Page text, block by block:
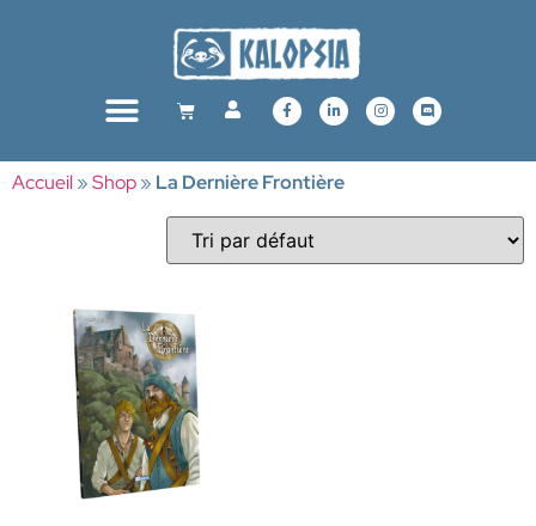
Accueil»Shop» La Dernière Frontière